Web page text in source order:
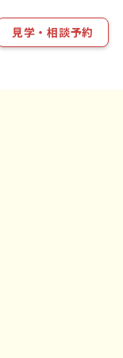
見学・相談予約